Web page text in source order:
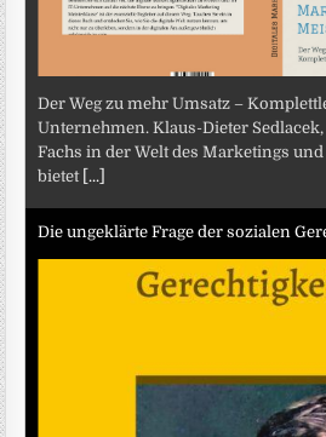
Der Weg zu mehr Umsatz –
Unternehmen. Klaus-Dieter
Fachs in der Welt des Marketings
bietet [...]
Die ungeklärte Frage der sozialen